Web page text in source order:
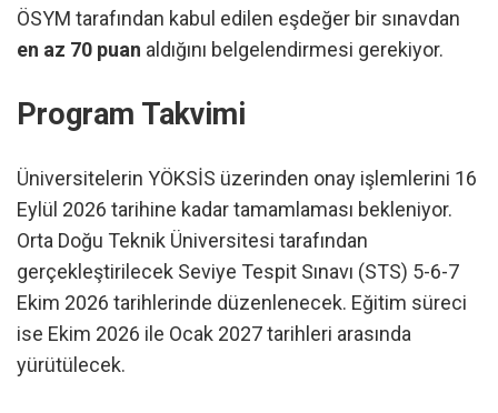
ÖSYM tarafından kabul edilen eşdeğer bir sınavdan
en az 70 puan aldığını belgelendirmesi gerekiyor.
Program Takvimi
Üniversitelerin YÖKSİS üzerinden onay işlemlerini 16
Eylül 2026 tarihine kadar tamamlaması bekleniyor.
Orta Doğu Teknik Üniversitesi tarafından
gerçekleştirilecek Seviye Tespit Sınavı (STS) 5-6-7
Ekim 2026 tarihlerinde düzenlenecek. Eğitim süreci
ise Ekim 2026 ile Ocak 2027 tarihleri arasında
yürütülecek.